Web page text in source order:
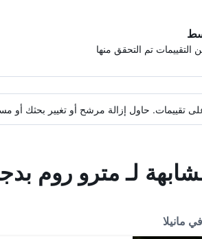
على تقييمات. حاول إزالة مرشح أو تغيير بحثك
لـ مترو روم
مانيلا